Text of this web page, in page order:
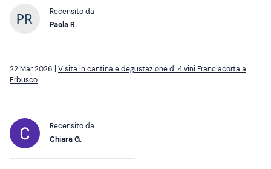
Recensito da
Paola R.
22 Mar 2026 | Visita in cantina e degustazione di 4 vini Franciacorta a
Erbusco
Recensito da
Chiara G.